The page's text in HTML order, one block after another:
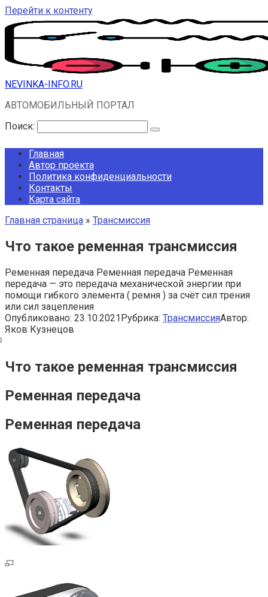
Перейти к контенту
NEVINKA-INFO.RU
АВТОМОБИЛЬНЫЙ ПОРТАЛ
Поиск:
Главная
Автор проекта
Политика конфиденциальности
Контакты
Карта сайта
Главная страница » Трансмиссия
Что такое ременная трансмиссия
Ременная передача Ременная передача Ременная
передача — это передача механической энергии при
помощи гибкого элемента ( ремня ) за счёт сил трения
или сил зацепления
Опубликовано: 23.10.2021Рубрика: ТрансмиссияАвтор:
Яков Кузнецов
Что такое ременная трансмиссия
Ременная передача
Ременная передача